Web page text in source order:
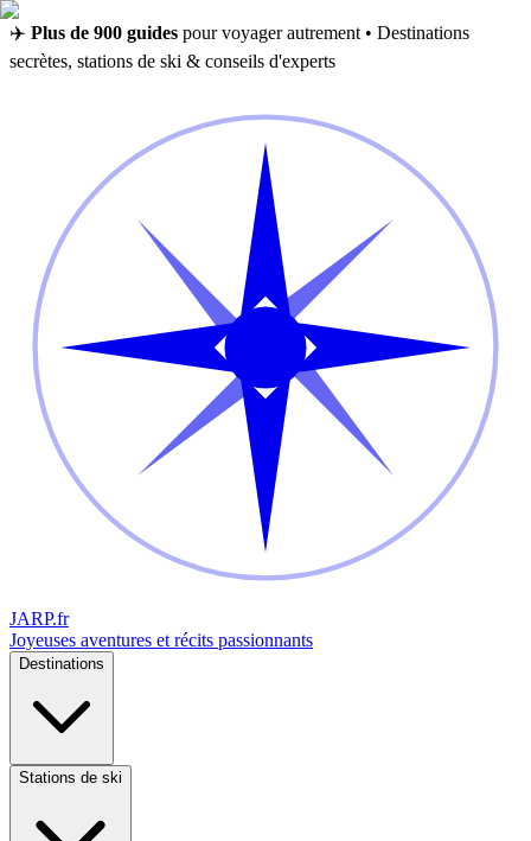
✈️ Plus de 900 guides pour voyager autrement • Destinations
secrètes, stations de ski & conseils d'experts
JARP.fr
Joyeuses aventures et récits passionnants
Destinations
Stations de ski